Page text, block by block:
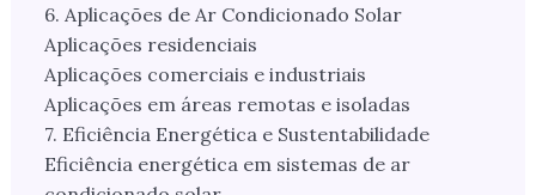
6. Aplicações de Ar Condicionado Solar
Aplicações residenciais
Aplicações comerciais e industriais
Aplicações em áreas remotas e isoladas
7. Eficiência Energética e Sustentabilidade
Eficiência energética em sistemas de ar